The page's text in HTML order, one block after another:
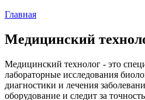
Главная
Ме­дицин­ский
Медицинский технолог - это
лабораторные исследования
диагностики и лечения
оборудование и следит за